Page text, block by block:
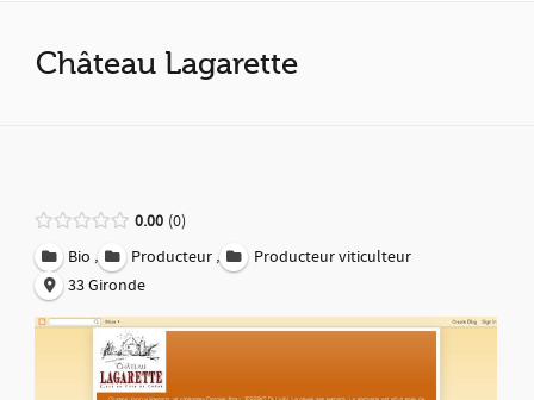
Château Lagarette
0.00 0
Bio , Producteur ,
Producteur viticulteur
33 Gironde